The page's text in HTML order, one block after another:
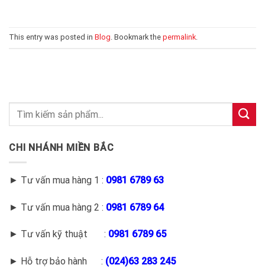
This entry was posted in Blog. Bookmark the permalink.
CHI NHÁNH MIỀN BẮC
► Tư vấn mua hàng 1 : 0981 6789 63
► Tư vấn mua hàng 2 : 0981 6789 64
► Tư vấn kỹ thuật : 0981 6789 65
► Hỗ trợ bảo hành : (024)63 283 245